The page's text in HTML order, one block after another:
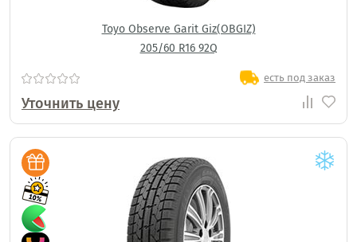
Toyo Observe Garit Giz(OBGIZ)
205/60 R16 92Q
есть под заказ
Уточнить цену